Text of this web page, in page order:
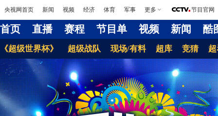
央视网首页 新闻 视频 经济 体育 军事 更多 节目官网
首页 直播 赛程 节目单 视频 新闻 酷
《超级世界杯》 超级战队 现场/有料 超库 竞猜